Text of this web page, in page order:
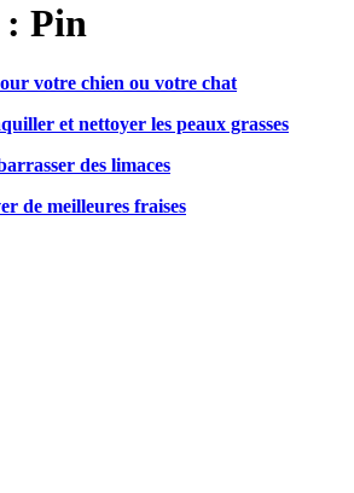
: Pin
votre chien ou votre chat
et nettoyer les peaux grasses
des limaces
de meilleures fraises